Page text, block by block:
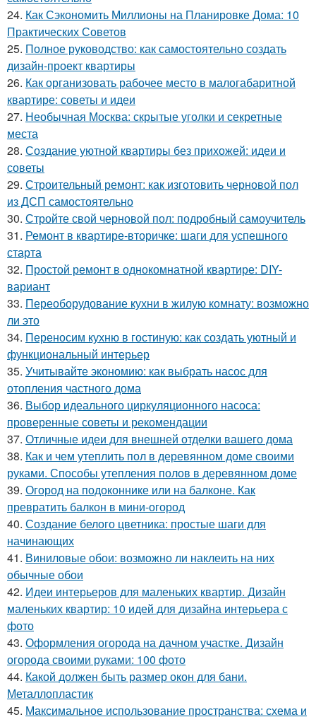
24. Как Сэкономить Миллионы на Планировке Дома: 10
Практических Советов
25. Полное руководство: как самостоятельно создать
дизайн-проект квартиры
26. Как организовать рабочее место в малогабаритной
квартире: советы и идеи
27. Необычная Москва: скрытые уголки и секретные
места
28. Создание уютной квартиры без прихожей: идеи и
советы
29. Строительный ремонт: как изготовить черновой пол
из ДСП самостоятельно
30. Стройте свой черновой пол: подробный самоучитель
31. Ремонт в квартире-вторичке: шаги для успешного
старта
32. Простой ремонт в однокомнатной квартире: DIY-
вариант
33. Переоборудование кухни в жилую комнату: возможно
ли это
34. Переносим кухню в гостиную: как создать уютный и
функциональный интерьер
35. Учитывайте экономию: как выбрать насос для
отопления частного дома
36. Выбор идеального циркуляционного насоса:
проверенные советы и рекомендации
37. Отличные идеи для внешней отделки вашего дома
38. Как и чем утеплить пол в деревянном доме своими
руками. Способы утепления полов в деревянном доме
39. Огород на подоконнике или на балконе. Как
превратить балкон в мини-огород
40. Создание белого цветника: простые шаги для
начинающих
41. Виниловые обои: возможно ли наклеить на них
обычные обои
42. Идеи интерьеров для маленьких квартир. Дизайн
маленьких квартир: 10 идей для дизайна интерьера с
фото
43. Оформления огорода на дачном участке. Дизайн
огорода своими руками: 100 фото
44. Какой должен быть размер окон для бани.
Металлопластик
45. Максимальное использование пространства: схема и